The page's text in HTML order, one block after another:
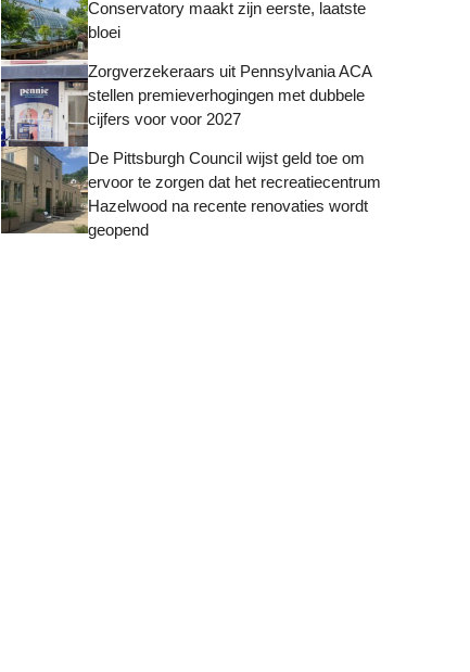
Conservatory maakt zijn eerste, laatste
bloei
Zorgverzekeraars uit Pennsylvania ACA
stellen premieverhogingen met dubbele
cijfers voor voor 2027
De Pittsburgh Council wijst geld toe om
ervoor te zorgen dat het recreatiecentrum
Hazelwood na recente renovaties wordt
geopend